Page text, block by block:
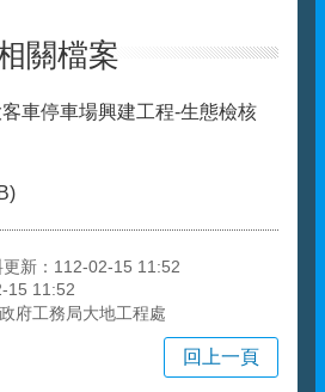
關檔案
車停車場興建工程-生態檢核
更新：112-02-15 11:52
15 11:52
府工務局大地工程處
回上一頁